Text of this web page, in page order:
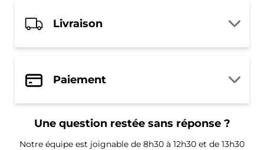
Livraison
Paiement
Une question restée sans réponse ?
Notre équipe est joignable de 8h30 à 12h30 et de 13h30